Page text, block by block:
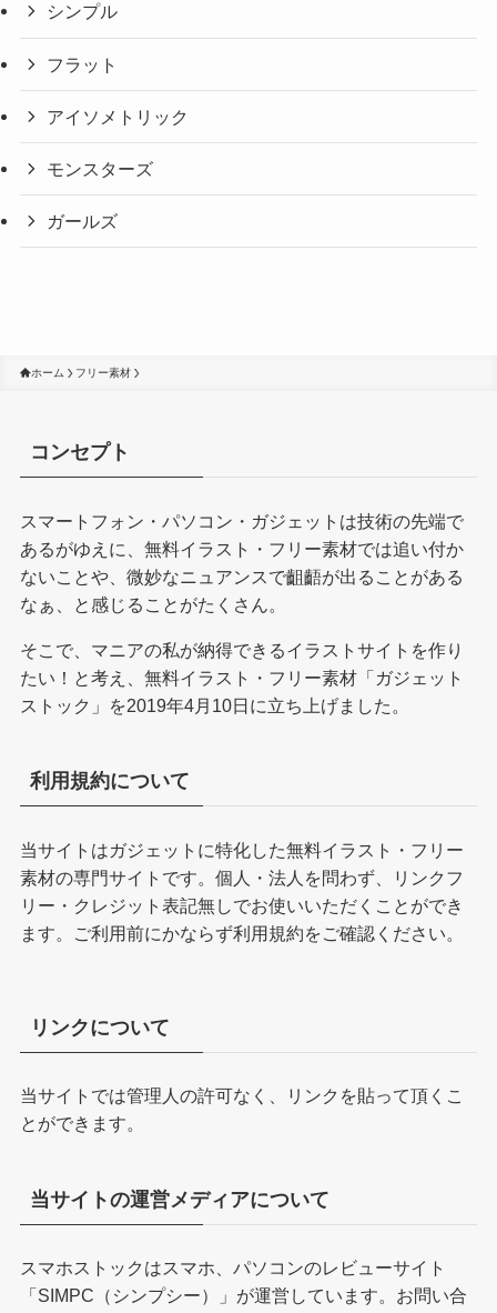
シンプル
フラット
アイソメトリック
モンスターズ
ガールズ
ホーム フリー素材
コンセプト
スマートフォン・パソコン・ガジェットは技術の先端で
あるがゆえに、無料イラスト・フリー素材では追い付か
ないことや、微妙なニュアンスで齟齬が出ることがある
なぁ、と感じることがたくさん。
そこで、マニアの私が納得できるイラストサイトを作り
たい！と考え、無料イラスト・フリー素材「ガジェット
ストック」を2019年4月10日に立ち上げました。
利用規約について
当サイトはガジェットに特化した無料イラスト・フリー
素材の専門サイトです。個人・法人を問わず、リンクフ
リー・クレジット表記無しでお使いいただくことができ
ます。ご利用前にかならず利用規約をご確認ください。
リンクについて
当サイトでは管理人の許可なく、リンクを貼って頂くこ
とができます。
当サイトの運営メディアについて
スマホストックはスマホ、パソコンのレビューサイト
「 SIMPC（シンプシー） 」が運営しています。お問い合